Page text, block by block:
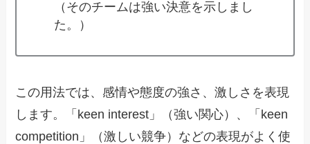
（そのチームは強い決意を示しまし
た。）
この用法では、感情や態度の強さ、激しさを表現
します。「keen interest」（強い関心）、「keen
competition」（激しい競争）などの表現がよく使